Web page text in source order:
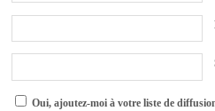
Oui, ajoutez-moi à votre liste de